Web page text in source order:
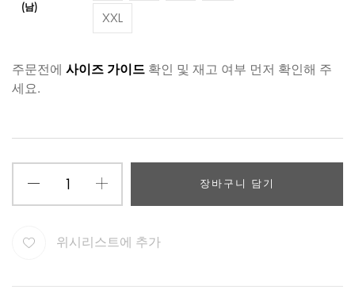
(남)
XXL
주문전에 사이즈 가이드 확인 및 재고 여부 먼저 확인해 주
세요.
장바구니 담기
위시리스트에 추가